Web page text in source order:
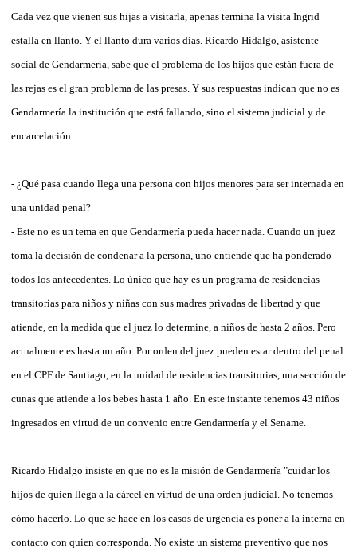
Cada vez que vienen sus hijas a visitarla, apenas termina la visita Ingrid
estalla en llanto. Y el llanto dura varios días. Ricardo Hidalgo, asistente
social de Gendarmería, sabe que el problema de los hijos que están fuera de
las rejas es el gran problema de las presas. Y sus respuestas indican que no es
Gendarmería la institución que está fallando, sino el sistema judicial y de
encarcelación.
- ¿Qué pasa cuando llega una persona con hijos menores para ser internada en
una unidad penal?
- Este no es un tema en que Gendarmería pueda hacer nada. Cuando un juez
toma la decisión de condenar a la persona, uno entiende que ha ponderado
todos los antecedentes. Lo único que hay es un programa de residencias
transitorias para niños y niñas con sus madres privadas de libertad y que
atiende, en la medida que el juez lo determine, a niños de hasta 2 años. Pero
actualmente es hasta un año. Por orden del juez pueden estar dentro del penal
en el CPF de Santiago, en la unidad de residencias transitorias, una sección de
cunas que atiende a los bebes hasta 1 año. En este instante tenemos 43 niños
ingresados en virtud de un convenio entre Gendarmería y el Sename.
Ricardo Hidalgo insiste en que no es la misión de Gendarmería "cuidar los
hijos de quien llega a la cárcel en virtud de una orden judicial. No tenemos
cómo hacerlo. Lo que se hace en los casos de urgencia es poner a la interna en
contacto con quien corresponda. No existe un sistema preventivo que nos